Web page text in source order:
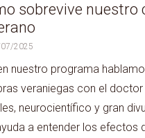
sobrevive nuestro
2025
nuestro programa
veraniegas con el doctor
neurocientífico y gran
a entender los efectos